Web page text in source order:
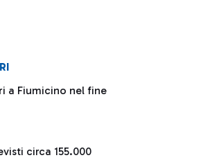
a Fiumicino nel fine
circa 155.000